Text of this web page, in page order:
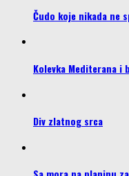
Čudo koje nikada ne
Kolevka Mediterana i
Div zlatnog srca